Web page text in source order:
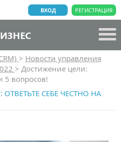
РЕГИСТРАЦИЯ
ВХОД
> Новости управления
> Достижение цели:
5 вопросов!
СЕБЕ ЧЕСТНО НА